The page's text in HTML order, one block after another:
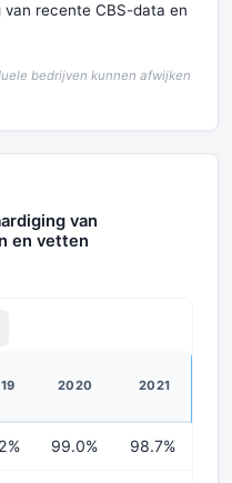
recente CBS-data en
bedrijven kunnen afwijken
van
en vetten
2020 2021
99.0% 98.7%